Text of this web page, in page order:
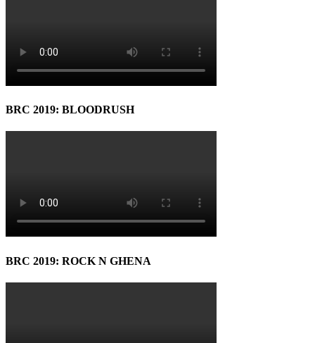
BRC 2019: BLOODRUSH
BRC 2019: ROCK N GHENA